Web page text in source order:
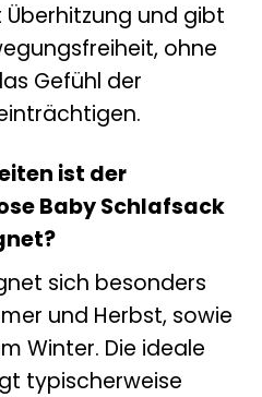
Überhitzung und gibt
ohne
Gefühl der
ist der
Baby Schlafsack
sich besonders
und Herbst, sowie
Winter. Die ideale
typischerweise